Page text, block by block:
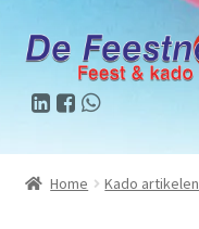
Home Kado artikelen